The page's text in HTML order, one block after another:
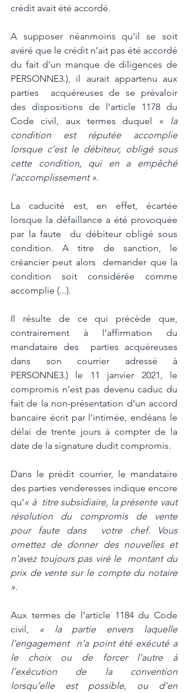
crédit avait été accordé.
A supposer néanmoins qu’il se soit
avéré que le crédit n’ait pas été accordé
du fait d’un manque de diligences de
PERSONNE3.), il aurait appartenu aux
parties  acquéreuses de se prévaloir
des dispositions de l’article 1178 du
Code civil, aux termes duquel « la
condition est réputée accomplie
lorsque c’est le débiteur, obligé sous
cette condition, qui en a empêché
l’accomplissement ».
La caducité est, en effet, écartée
lorsque la défaillance a été provoquée
par la faute  du débiteur obligé sous
condition. A titre de sanction, le
créancier peut alors  demander que la
condition soit considérée comme
accomplie (...).
Il résulte de ce qui précède que,
contrairement à l’affirmation du
mandataire des  parties acquéreuses
dans son courrier adressé à
PERSONNE3.) le 11 janvier 2021, le
compromis n’est pas devenu caduc du
fait de la non-présentation d’un accord
bancaire écrit par l’intimée, endéans le
délai de trente jours à compter de la
date de la signature dudit compromis.
Dans le prédit courrier, le mandataire
des parties venderesses indique encore
qu’« à  titre subsidiaire, la présente vaut
résolution du compromis de vente
pour faute dans  votre chef. Vous
omettez de donner des nouvelles et
n’avez toujours pas viré le  montant du
prix de vente sur le compte du notaire
».
Aux termes de l’article 1184 du Code
civil,
« la partie envers laquelle
l’engagement  n’a point été exécuté a
le choix ou de forcer l’autre à
l’exécution de la convention
lorsqu’elle est possible, ou d’en